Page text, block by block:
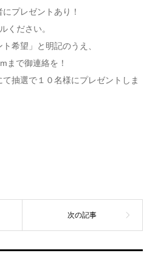
プレゼントあり！
ください。
望」と明記のうえ、
まで御連絡を！
抽選で１０名様にプレゼントしま